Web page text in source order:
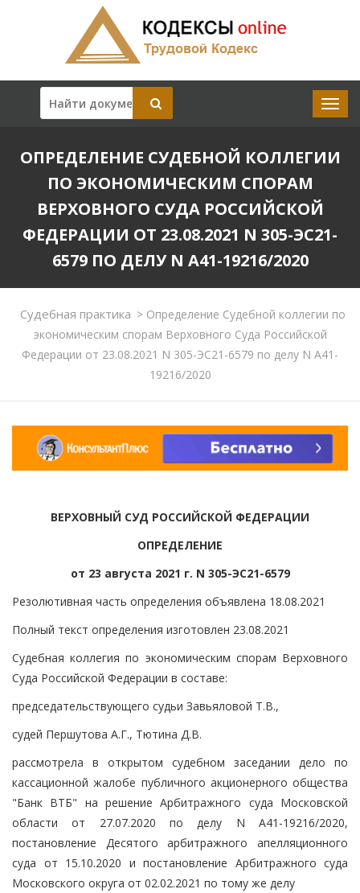
ОПРЕДЕЛЕНИЕ СУДЕБНОЙ КОЛЛЕГИИ
ПО ЭКОНОМИЧЕСКИМ СПОРАМ
ВЕРХОВНОГО СУДА РОССИЙСКОЙ
ФЕДЕРАЦИИ ОТ 23.08.2021 N 305-ЭС21-
6579 ПО ДЕЛУ N А41-19216/2020
Судебная практика > Определение Судебной коллегии по
экономическим спорам Верховного Суда Российской
Федерации от 23.08.2021 N 305-ЭС21-6579 по делу N А41-
19216/2020
ВЕРХОВНЫЙ СУД РОССИЙСКОЙ ФЕДЕРАЦИИ
ОПРЕДЕЛЕНИЕ
от 23 августа 2021 г. N 305-ЭС21-6579
Резолютивная часть определения объявлена 18.08.2021
Полный текст определения изготовлен 23.08.2021
Судебная коллегия по экономическим спорам Верховного
Суда Российской Федерации в составе:
председательствующего судьи Завьяловой Т.В.,
судей Першутова А.Г., Тютина Д.В.
рассмотрела в открытом судебном заседании дело по
кассационной жалобе публичного акционерного общества
"Банк ВТБ" на решение Арбитражного суда Московской
области от 27.07.2020 по делу N А41-19216/2020,
постановление Десятого арбитражного апелляционного
суда от 15.10.2020 и постановление Арбитражного суда
Московского округа от 02.02.2021 по тому же делу